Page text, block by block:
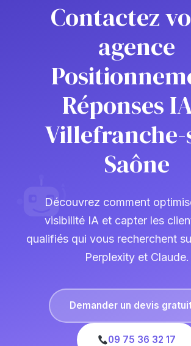
Contactez
agence
Réponses
Saône
Découvrez comment
visibilité IA et capter les
qualifiés qui vous recherchent
Perplexity et Claude.
Demander un devis
09 75 36 32 17